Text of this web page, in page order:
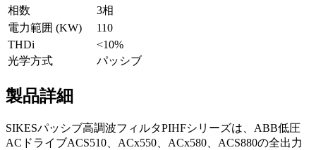
相数
3相
電力範囲 (KW)
110
THDi
<10%
光学方式
パッシブ
製品詳細
SIKESパッシブ高調波フィルタPIHFシリーズは、ABB低圧
ACドライブACS510、ACx550、ACx580、ACS880の全出力